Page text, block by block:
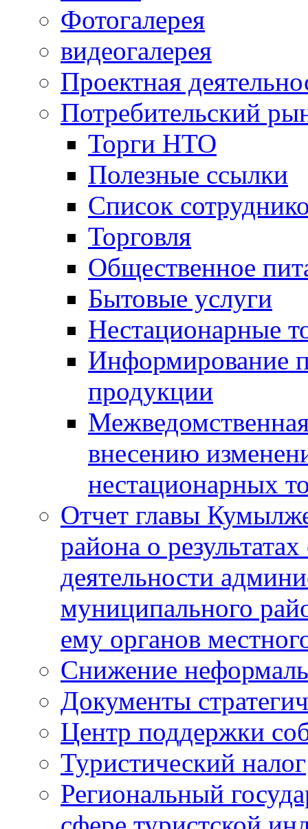
Фотогалерея
видеогалерея
Проектная
Потребительский
Торги НТО
Полезные ссылки
Список
Торговля
Общественное
Бытовые услуги
Нестационарные
Информирование
продукции
внесению
нестационарных
Отчет главы
района о
деятельности
муниципального
ему органов
Снижение
Документы
Центр поддержки
Туристический налог
Региональный